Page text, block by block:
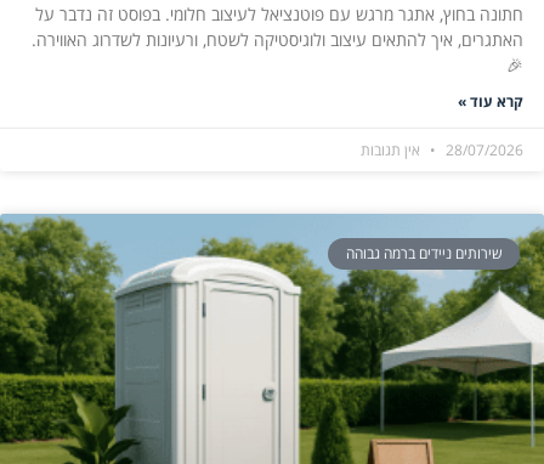
חתונה בחוץ, אתגר מרגש עם פוטנציאל לעיצוב חלומי. בפוסט זה נדבר על
האתגרים, איך להתאים עיצוב ולוגיסטיקה לשטח, ורעיונות לשדרוג האווירה.
🎉
קרא עוד »
28/07/2026 אין תגובות
שירותים ניידים ברמה גבוהה